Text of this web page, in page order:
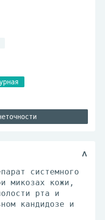
системного
микозах кожи,
рта и
кандидозе и